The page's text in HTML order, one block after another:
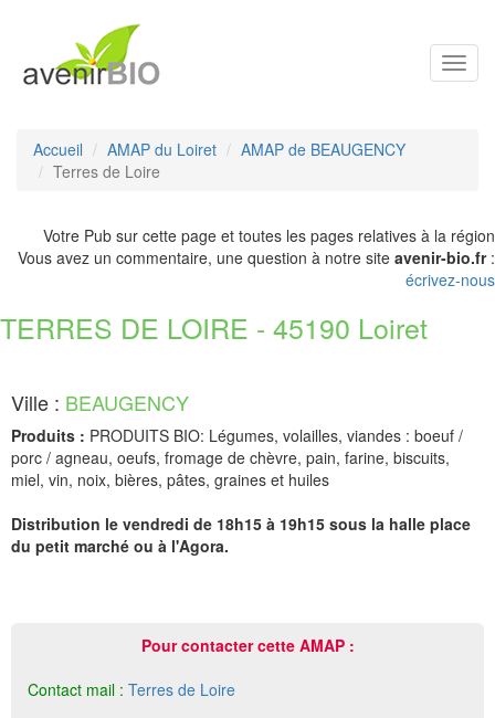
Accueil AMAP du Loiret
AMAP de BEAUGENCY
Terres de Loire
Votre Pub sur cette page et toutes les pages relatives à la région
Vous avez un commentaire, une question à notre site avenir-bio.fr:
écrivez-nous
TERRES DE LOIRE - 45190 Loiret
Ville : BEAUGENCY
Produits : PRODUITS BIO: Légumes, volailles, viandes : boeuf /
porc / agneau, oeufs, fromage de chèvre, pain, farine, biscuits,
miel, vin, noix, bières, pâtes, graines et huiles
Distribution le vendredi de 18h15 à 19h15 sous la halle place
du petit marché ou à l'Agora.
Pour contacter cette AMAP :
Contact mail : Terres de Loire